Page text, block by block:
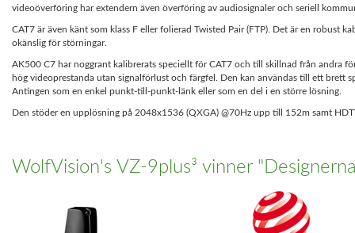
videoöverföring har extendern även överföring av audiosignaler och seriell
CAT7 är även känt som klass F eller folierad Twisted Pair (FTP). Det är en robust
okänslig för störningar.
AK500 C7 har noggrant kalibrerats speciellt för CAT7 och till skillnad från andra
hög videoprestanda utan signalförlust och färgfel. Den kan användas till ett brett
Antingen som en enkel punkt-till-punkt-länk eller som en del i en större lösning.
Den stöder en upplösning på 2048x1536 (QXGA) @70Hz upp till 152m samt
WolfVision's VZ-9plus³ vinner